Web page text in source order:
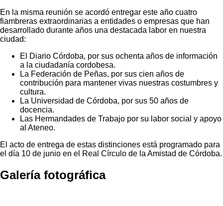
En la misma reunión se acordó entregar este año cuatro
fiambreras extraordinarias a entidades o empresas que han
desarrollado durante años una destacada labor en nuestra
ciudad:
El Diario Córdoba, por sus ochenta años de información
a la ciudadanía cordobesa.
La Federación de Peñas, por sus cien años de
contribución para mantener vivas nuestras costumbres y
cultura.
La Universidad de Córdoba, por sus 50 años de
docencia.
Las Hermandades de Trabajo por su labor social y apoyo
al Ateneo.
El acto de entrega de estas distinciones está programado para
el día 10 de junio en el Real Círculo de la Amistad de Córdoba.
Galería fotográfica